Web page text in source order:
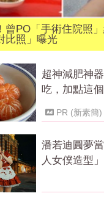
曾PO「手術住院照
照」曝光
超神減肥神
吃，加點這
PR (新素簡)
潘若迪圓夢
人女僕造型